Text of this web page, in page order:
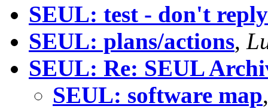
SEUL: test - don't reply
SEUL: plans/actions,
SEUL: Re: SEUL
SEUL: software map